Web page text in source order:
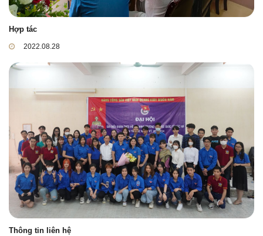
Hợp tác
2022.08.28
Thông tin liên hệ